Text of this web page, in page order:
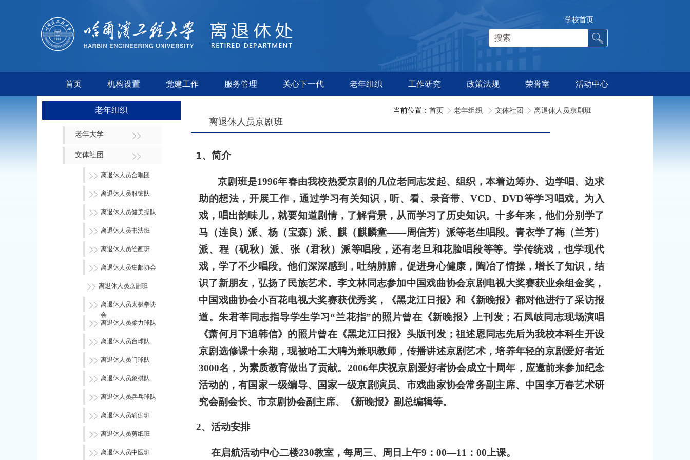
学校首页
首页 机构设置 党建工作 服务管理 关心下一代 老年组织 工作研究 政策法规 荣誉室 活动中心
老年组织
老年大学
文体社团
离退休人员合唱团
离退休人员服饰队
离退休人员健美操队
离退休人员书法班
离退休人员绘画班
离退休人员集邮协会
离退休人员京剧班
离退休人员太极拳协
会
离退休人员柔力球队
离退休人员台球队
离退休人员门球队
离退休人员象棋队
离退休人员乒乓球队
离退休人员瑜伽班
离退休人员剪纸班
离退休人员中医班
当前位置： 首页 老年组织 文体社团 离退休人员京剧班
离退休人员京剧班
1、简介
京剧班是1996年春由我校热爱京剧的几位老同志发起、组织，本着边筹办、边学唱、边求
助的想法，开展工作，通过学习有关知识，听、看、录音带、VCD、DVD等学习唱戏。为入
戏，唱出韵味儿，就要知道剧情，了解背景，从而学习了历史知识。十多年来，他们分别学了
马（连良）派、杨（宝森）派、麒（麒麟童――周信芳）派等老生唱段。青衣学了梅（兰芳）
派、程（砚秋）派、张（君秋）派等唱段，还有老旦和花脸唱段等等。学传统戏，也学现代
戏，学了不少唱段。他们深深感到，吐纳肺腑，促进身心健康，陶冶了情操，增长了知识，结
识了新朋友，弘扬了民族艺术。李文林同志参加中国戏曲协会京剧电视大奖赛获业余组金奖，
中国戏曲协会小百花电视大奖赛获优秀奖，《黑龙江日报》和《新晚报》都对他进行了采访报
道。朱君莘同志指导学生学习“兰花指”的照片曾在《新晚报》上刊发；石凤岐同志现场演唱
《萧何月下追韩信》的照片曾在《黑龙江日报》头版刊发；祖述恩同志先后为我校本科生开设
京剧选修课十余期，现被哈工大聘为兼职教师，传播讲述京剧艺术，培养年轻的京剧爱好者近
3000名，为素质教育做出了贡献。 2006年庆祝京剧爱好者协会成立十周年，应邀前来参加纪念
活动的，有国家一级编导、国家一级京剧演员、市戏曲家协会常务副主席、中国李万春艺术研
究会副会长、市京剧协会副主席、《新晚报》副总编辑等。
2、活动安排
在启航活动中心二楼230教室，每周三、周日上午9 ： 00―11 ： 00上课。